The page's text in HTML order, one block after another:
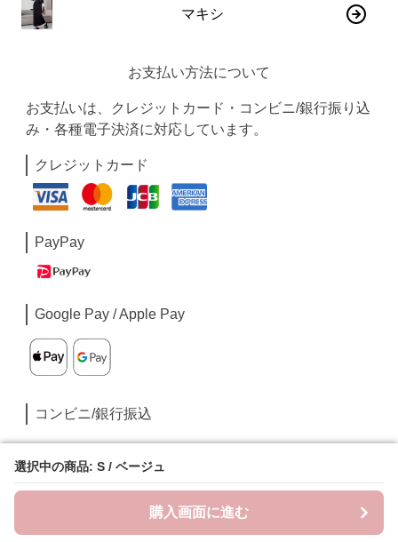
選択中の商品: S / ベージュ
購入画面に進む
選択中の商品: S / ベージュ
購入画面に進む
マキシ
お支払い方法について
お支払いは、クレジットカード・コンビニ/銀行振り込
み・各種電子決済に対応しています。
クレジットカード
PayPay
Google Pay / Apple Pay
コンビニ/銀行振込